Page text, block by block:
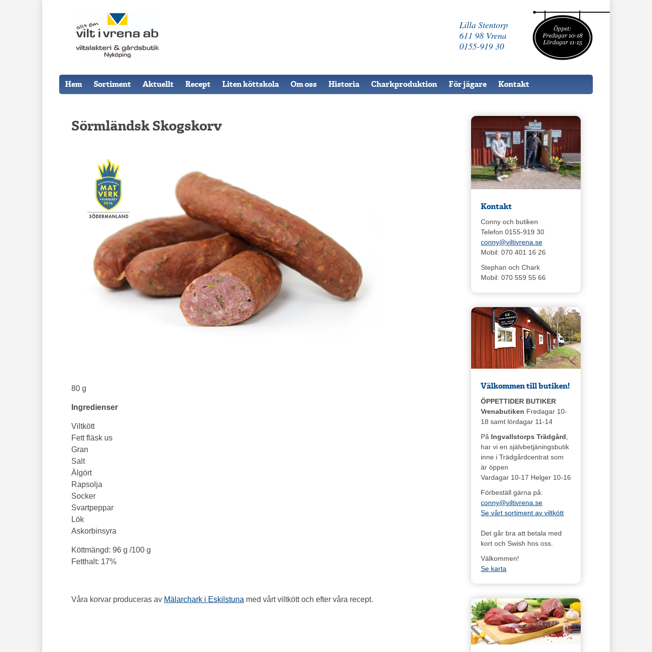
Lilla Stentorp
611 98 Vrena
0155-919 30
Hem Sortiment Aktuellt Recept Liten köttskola Om oss Historia Charkproduktion För jägare Kontakt
Sörmländsk Skogskorv
80 g
Ingredienser
Viltkött
Fett fläsk us
Gran
Salt
Älgört
Rapsolja
Socker
Svartpeppar
Lök
Askorbinsyra
Köttmängd: 96 g /100 g
Fetthalt: 17%
Våra korvar produceras av Mälarchark i Eskilstuna med vårt viltkött och efter våra recept.
Kontakt
Conny och butiken
Telefon 0155-919 30
conny@viltivrena.se
Mobil: 070 401 16 26
Stephan och Chark
Mobil: 070 559 55 66
Välkommen till butiken!
ÖPPETTIDER BUTIKER
Vrenabutiken Fredagar 10-
18 samt lördagar 11-14
På Ingvallstorps Trädgård
har vi en självbetjäningsbutik
inne i Trädgårdcentrat som
är öppen
Vardagar 10-17 Helger 10-16
Förbeställ gärna på:
conny@viltivrena.se
Se vårt sortiment av viltkött
Det går bra att betala med
kort och Swish hos oss.
Välkommen!
Se karta